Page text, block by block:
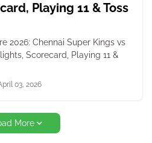
Playing 11 & Toss
2026: Chennai Super Kings vs
Scorecard, Playing 11 &
03, 2026
More